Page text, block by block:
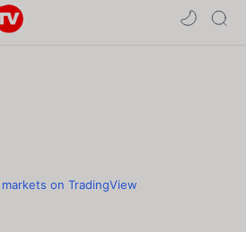
markets on TradingView